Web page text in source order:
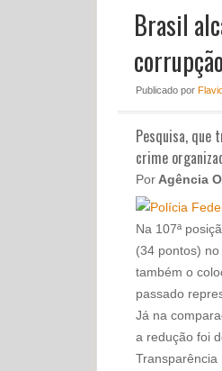
Brasil
Publicado por
Pesquisa, que
crime
PorAgência
Na 107ª
(34 pontos)
também o
passado
Já na
a redução foi
Transparência